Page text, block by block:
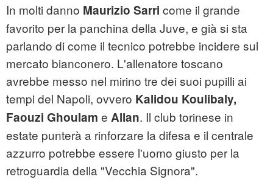
In molti danno Maurizio Sarri come il grande
favorito per la panchina della Juve, e già si sta
parlando di come il tecnico potrebbe incidere sul
mercato bianconero. L'allenatore toscano
avrebbe messo nel mirino tre dei suoi pupilli ai
tempi del Napoli, ovvero Kalidou Koulibaly,
Faouzi Ghoulam e Allan. Il club torinese in
estate punterà a rinforzare la difesa e il centrale
azzurro potrebbe essere l'uomo giusto per la
retroguardia della "Vecchia Signora".